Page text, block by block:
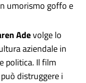
umorismo goffo e
Adevolge lo
aziendale in
politica. Il film
distruggere i